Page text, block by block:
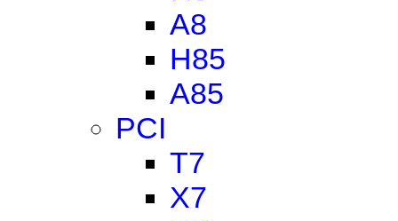
A8
H85
A85
PCI
T7
X7